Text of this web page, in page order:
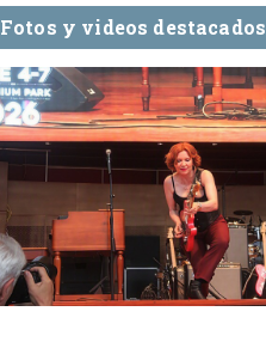
Fotos y videos destacados